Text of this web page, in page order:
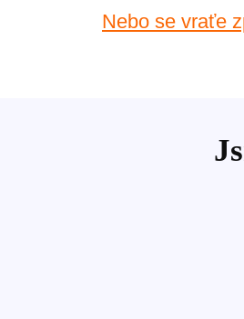
Nebo se vraťe